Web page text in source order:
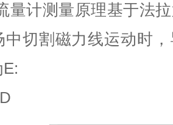
量计测量原理基于法
中切割磁力线运动时